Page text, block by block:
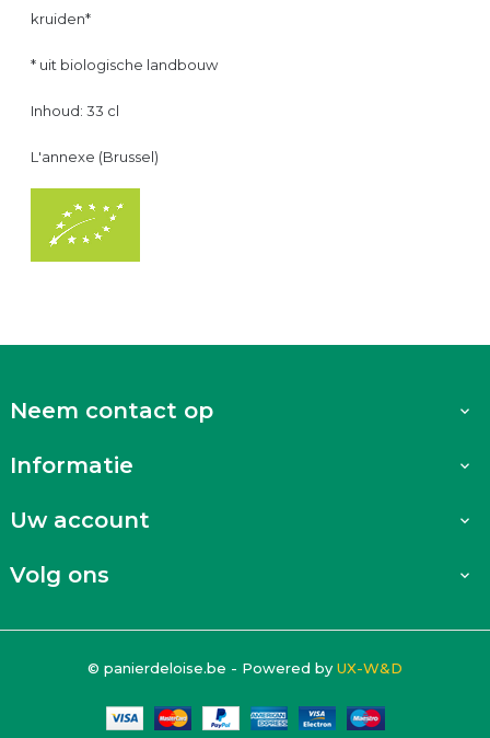
kruiden*
* uit biologische landbouw
Inhoud: 33 cl
L'annexe (Brussel)
Neem contact op 
Informatie 
Uw account 
Volg ons 
© panierdeloise.be - Powered by UX-W&D